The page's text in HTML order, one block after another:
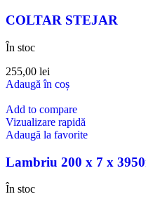
COLTAR STEJAR
În stoc
255,00 lei
Adaugă în coș
Add to compare
Vizualizare rapidă
Adaugă la favorite
Lambriu 200 x 7 x
În stoc